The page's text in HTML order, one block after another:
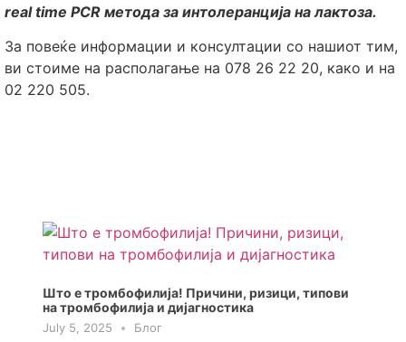
real time PCR метода за интолеранција на лактоза.
За повеќе информации и консултации со нашиот тим,
ви стоиме на располагање на 078 26 22 20, како и на
02 220 505.
Што е тромбофилија! Причини, ризици, типови
на тромбофилија и дијагностика
July 5, 2025 Блог